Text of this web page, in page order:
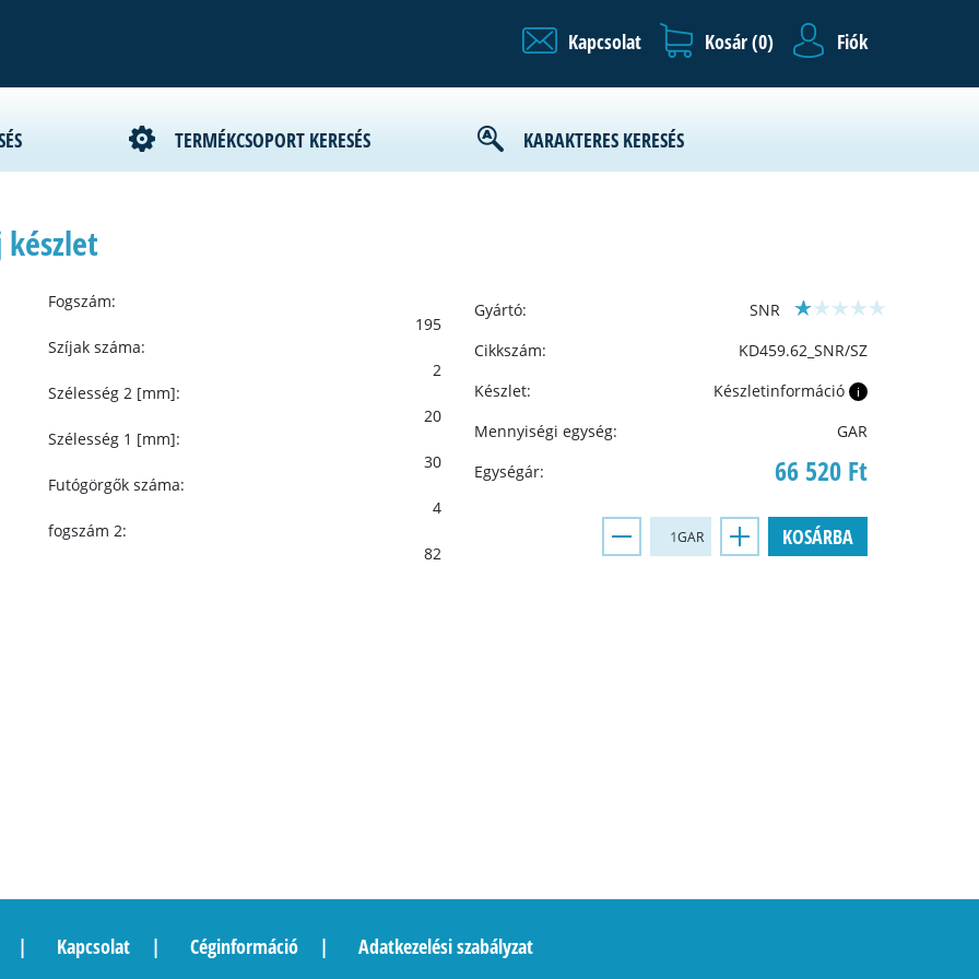
Kapcsolat Kosár (0) Fiók
TERMÉKCSOPORT KERESÉS KARAKTERES KERESÉS
készlet
Fogszám:
195
Szíjak száma:
2
Szélesség 2 [mm]:
20
Szélesség 1 [mm]:
30
Futógörgők száma:
4
fogszám 2:
82
Gyártó:
SNR
Cikkszám:
KD459.62_SNR/SZ
Készlet:
Készletinformáció i
Mennyiségi egység:
GAR
Egységár:
66 520 Ft
GAR KOSÁRBA
Kapcsolat Céginformáció Adatkezelési szabályzat